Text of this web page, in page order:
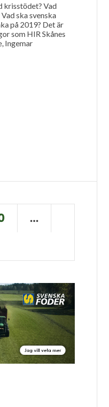
krisstödet? Vad
ska svenska
på 2019? Det är
som HIR Skånes
Ingemar
…